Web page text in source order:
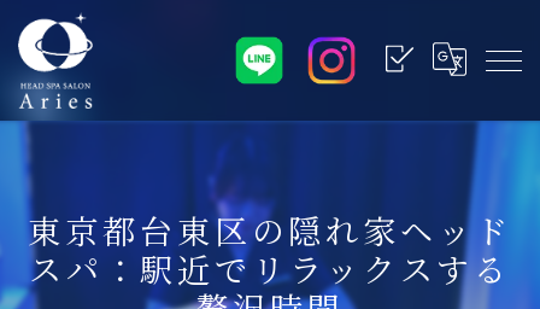
東京都台東区の隠れ家ヘッド
スパ：駅近でリラックスする